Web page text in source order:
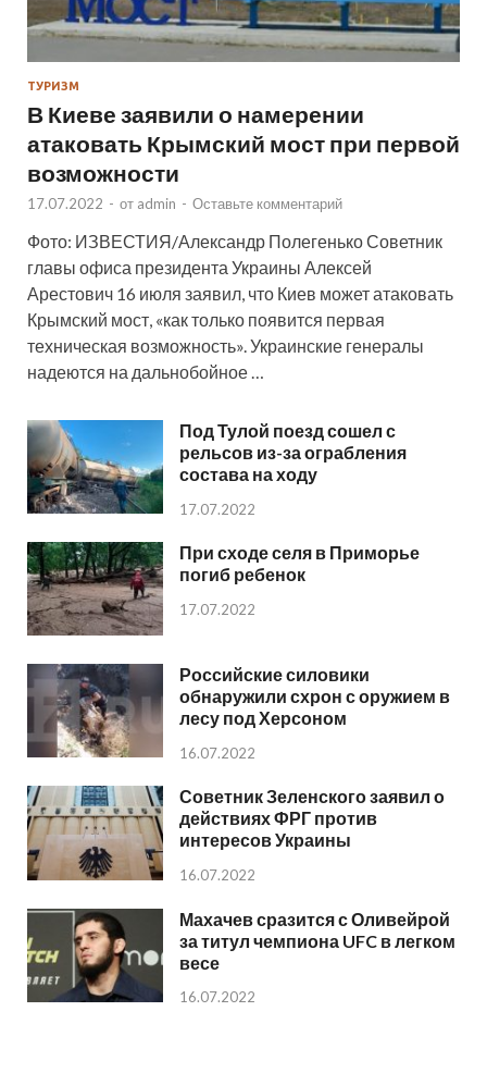
ТУРИЗМ
В Киеве заявили о намерении
атаковать Крымский мост при первой
возможности
17.07.2022 - от admin - Оставьте комментарий
Фото: ИЗВЕСТИЯ/Александр Полегенько Советник
главы офиса президента Украины Алексей
Арестович 16 июля заявил, что Киев может атаковать
Крымский мост, «как только появится первая
техническая возможность». Украинские генералы
надеются на дальнобойное …
Под Тулой поезд сошел с
рельсов из-за ограбления
состава на ходу
17.07.2022
При сходе селя в Приморье
погиб ребенок
17.07.2022
Российские силовики
обнаружили схрон с оружием в
лесу под Херсоном
16.07.2022
Советник Зеленского заявил о
действиях ФРГ против
интересов Украины
16.07.2022
Махачев сразится с Оливейрой
за титул чемпиона UFC в легком
весе
16.07.2022